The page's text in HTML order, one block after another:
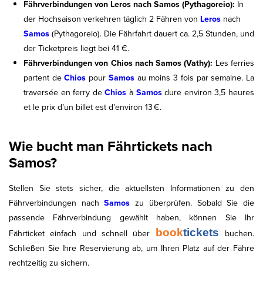
Fährverbindungen von Leros nach Samos (Pythagoreio): In
der Hochsaison verkehren täglich 2 Fähren von Leros nach
Samos (Pythagoreio). Die Fährfahrt dauert ca. 2,5 Stunden, und
der Ticketpreis liegt bei 41 €.
Fährverbindungen von Chios nach Samos (Vathy): Les ferries
partent deChios pour Samos au moins 3 fois par semaine. La
traversée en ferry deChiosà Samosdure environ 3,5 heures
et le prix d’un billet est d’environ 13 €.
Wie bucht man Fährtickets nach
Samos?
Stellen Sie stets sicher, die aktuellsten Informationen zu den
Fährverbindungen nachSamoszu überprüfen. Sobald Sie die
passende Fährverbindung gewählt haben, können Sie Ihr
Fährticket einfach und schnell über
booktickets buchen.
Schließen Sie Ihre Reservierung ab, um Ihren Platz auf der Fähre
rechtzeitig zu sichern.